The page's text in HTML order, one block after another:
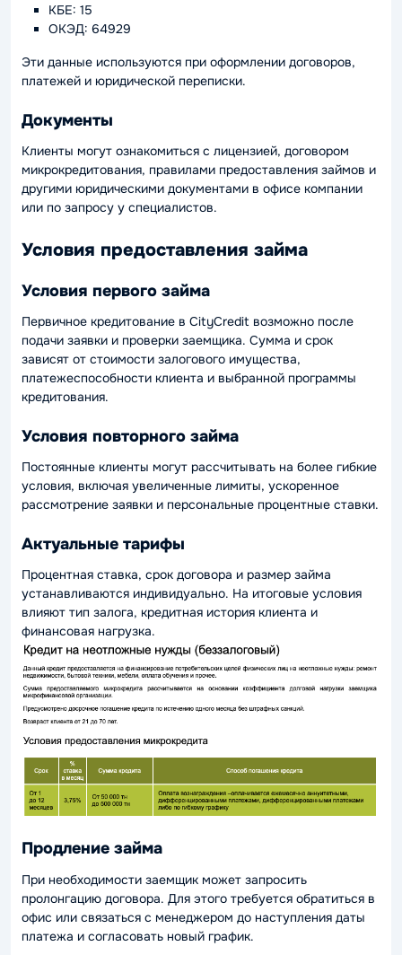
КБЕ: 15
ОКЭД: 64929
Эти данные используются при оформлении договоров,
платежей и юридической переписки.
Документы
Клиенты могут ознакомиться с лицензией, договором
микрокредитования, правилами предоставления займов и
другими юридическими документами в офисе компании
или по запросу у специалистов.
Условия предоставления займа
Условия первого займа
Первичное кредитование в CityCredit возможно после
подачи заявки и проверки заемщика. Сумма и срок
зависят от стоимости залогового имущества,
платежеспособности клиента и выбранной программы
кредитования.
Условия повторного займа
Постоянные клиенты могут рассчитывать на более гибкие
условия, включая увеличенные лимиты, ускоренное
рассмотрение заявки и персональные процентные ставки.
Актуальные тарифы
Процентная ставка, срок договора и размер займа
устанавливаются индивидуально. На итоговые условия
влияют тип залога, кредитная история клиента и
финансовая нагрузка.
Продление займа
При необходимости заемщик может запросить
пролонгацию договора. Для этого требуется обратиться в
офис или связаться с менеджером до наступления даты
платежа и согласовать новый график.